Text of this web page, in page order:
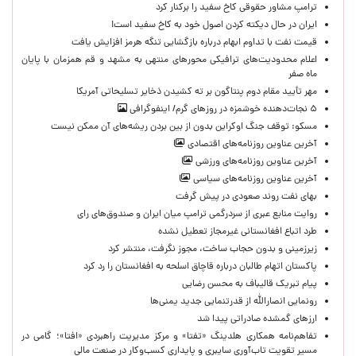
ترامپ مشاور حقوقی کاخ سفید را برکنار کرد
ایران در حال دیکته کردن اصول خود به کاخ سفید است!
قیمت نفت با تداوم ابهام درباره بازگشایی تنگه هرمز افزایش یافت
اعلام محدودیت‌های ترافیکی محورهای منتهی به مشهد و قم همزمان با پایان
ماه صفر
مهر تأیید مقام دوم پنتاگون بر ته کشیدن ذخایر تسلیحاتی آمریکا
۵ نجات‌دهنده خوشمزه در روزهای گرم/ اینفوگرافی
مسکو: توقف جنگ اوکراین بدون از بین بردن ریشه‌های آن ممکن نیست
آخرین عناوین روزنامه‌های اقتصادی
آخرین عناوین روزنامه‌های ورزشی
آخرین عناوین روزنامه‌های سیاسی
بهای نفت روند صعودی در پیش گرفت
روایت منابع عبری از سردرگمی ترامپ میان ایران و صندوق‌های رای
طرد اتباع افغانستانی غیرمجاز تعطیل نشده
زیرزمینی و بدون حجاب ساخت، مجوز نگرفت، منتشر کرد
پاکستان اتهام طالبان درباره قاچاق اسلحه به افغانستان را رد کرد
پیام تبریک قالیباف به محسن رضایی
رونمایی انصارالله از قدرتنمایی جدید یمنی‌ها
ارزهای گمشده صادراتی پیدا شد
تفاهم‌نامه همکاری هلدینگ «تفتا» و مرکز مدیریت راهبردی «افتا»؛ گامی در
مسیر تقویت تاب‌آوری سایبری و پایداری کسب‌وکار در صنعت مالی